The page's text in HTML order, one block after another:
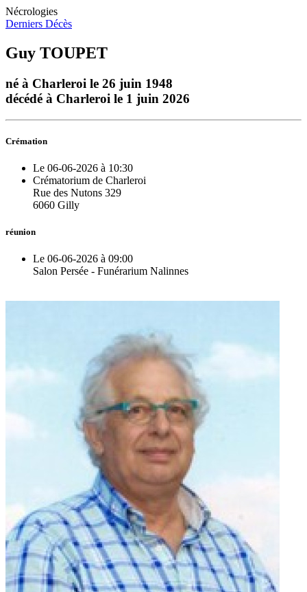
Nécrologies
Derniers Décès
Guy TOUPET
né à Charleroi le 26 juin 1948
décédé à Charleroi le 1 juin 2026
Crémation
Le 06-06-2026 à 10:30
Crématorium de Charleroi
Rue des Nutons 329
6060 Gilly
réunion
Le 06-06-2026 à 09:00
Salon Persée - Funérarium Nalinnes